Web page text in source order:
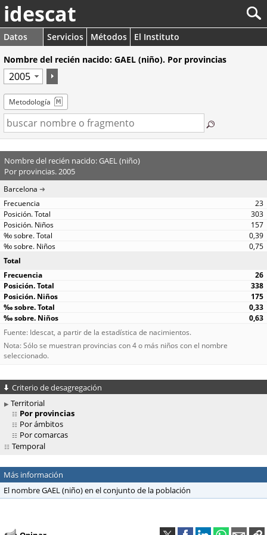
idescat
Datos Servicios Métodos
El Instituto
Nombre del recién nacido: GAEL (niño). Por provincias
Metodología
Nombre del recién nacido: GAEL (niño)
Por provincias. 2005
Barcelona
23
303
157
0,39
0,75
Total
26
338
175
0,33
0,63
Fuente: Idescat, a partir de la estadística de nacimientos.
Nota: Sólo se muestran provincias con 4 o más niños con el nombre
seleccionado.
Criterio de desagregación
Territorial
Por provincias
Por ámbitos
Por comarcas
Temporal
Más información
El nombre GAEL (niño) en el conjunto de la población